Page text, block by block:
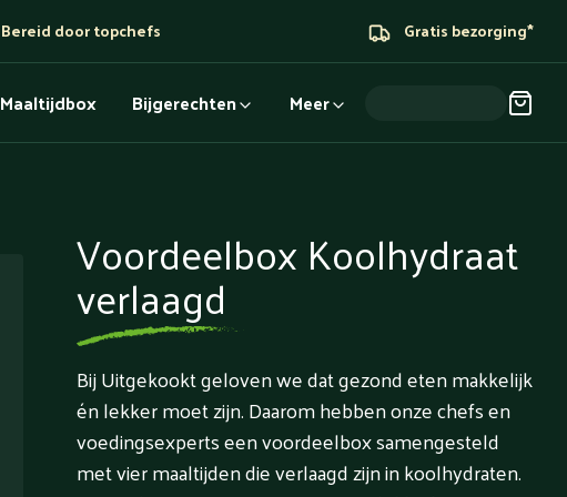
Bereid door topchefs Gratis bezorging*
Maaltijdbox Bijgerechten Meer
Voordeelbox Koolhydraat
verlaagd
Bij Uitgekookt geloven we dat gezond eten makkelijk
én lekker moet zijn. Daarom hebben onze chefs en
voedingsexperts een voordeelbox samengesteld
met vier maaltijden die verlaagd zijn in koolhydraten.